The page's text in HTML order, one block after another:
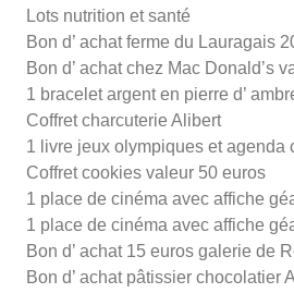
Lots nutrition et santé
Bon d’ achat ferme du Lauragais
Bon d’ achat chez Mac Donald’s
1 bracelet argent en pierre d’
Coffret charcuterie Alibert
1 livre jeux olympiques et agenda
Coffret cookies valeur 50 euros
1 place de cinéma avec affiche
1 place de cinéma avec affiche
Bon d’ achat 15 euros galerie de
Bon d’ achat pâtissier chocolatier